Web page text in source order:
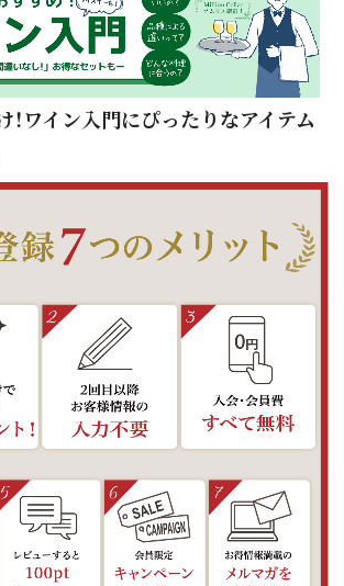
！ワイン入門にぴったりなアイテム